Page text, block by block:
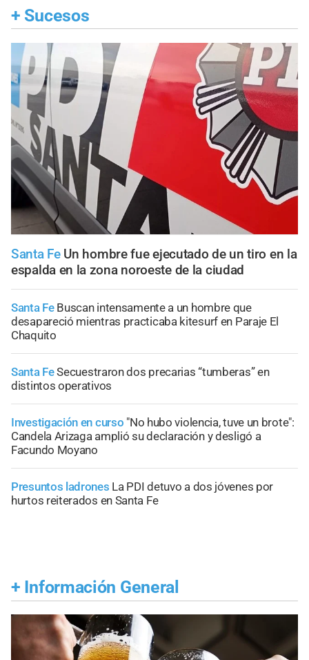
+ Sucesos
Santa Fe Un hombre fue ejecutado de un tiro en la
espalda en la zona noroeste de la ciudad
Santa Fe Buscan intensamente a un hombre que
desapareció mientras practicaba kitesurf en Paraje El
Chaquito
Santa FeSecuestraron dos precarias “tumberas” en
distintos operativos
Investigación en curso "No hubo violencia, tuve un brote":
Candela Arizaga amplió su declaración y desligó a
Facundo Moyano
Presuntos ladrones La PDI detuvo a dos jóvenes por
hurtos reiterados en Santa Fe
+ Información General